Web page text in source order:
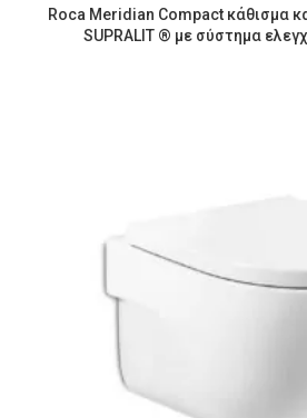
Roca Meridian Compact κάθισμα
SUPRALIT ® με σύστημα